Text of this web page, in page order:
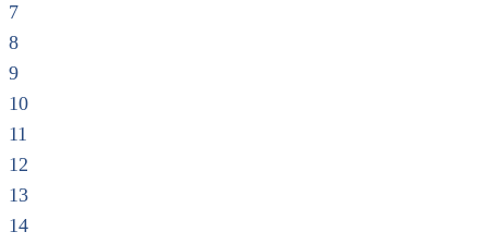
7
8
9
10
11
12
13
14